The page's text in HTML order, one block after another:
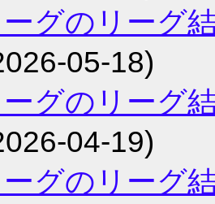
グのリーグ
05-18)
グのリーグ
04-19)
グのリーグ